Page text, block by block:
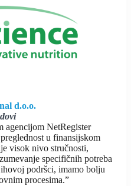
d.o.o.
agencijom NetRegister
u finansijskom
visok nivo stručnosti,
specifičnih potreba
podršci, imamo bolju
procesima.”